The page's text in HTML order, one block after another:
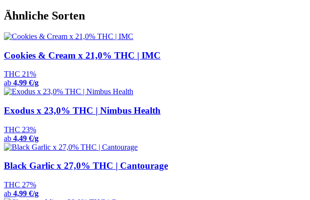
Ähnliche Sorten
Cookies & Cream x 21,0% THC | IMC
THC 21%
ab 4,99 €/g
Exodus x 23,0% THC | Nimbus Health
THC 23%
ab 4,49 €/g
Black Garlic x 27,0% THC | Cantourage
THC 27%
ab 4,99 €/g